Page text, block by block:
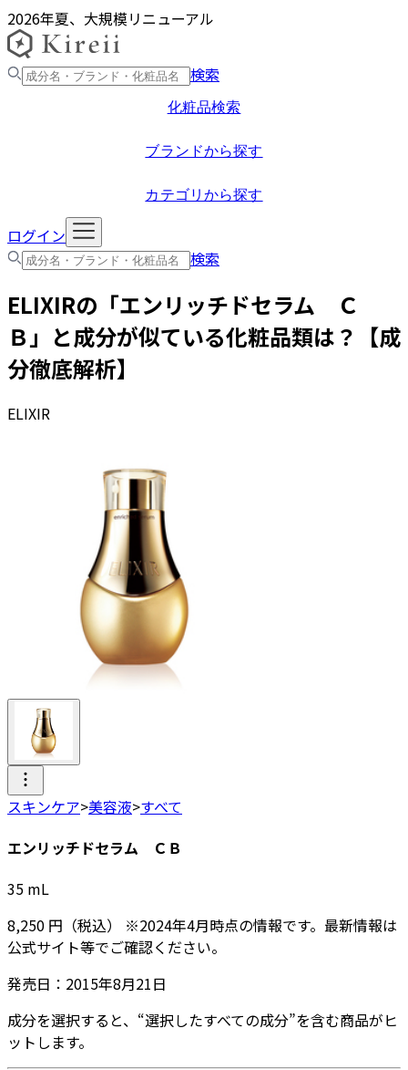
2026年夏、大規模リニューアル
検索
化粧品検索
ブランドから探す
カテゴリから探す
ログイン
検索
ELIXIRの「エンリッチドセラム Ｃ
Ｂ 」と成分が似ている化粧品類は？【成
分徹底解析】
ELIXIR
スキンケア>美容液>すべて
エンリッチドセラム ＣＢ
35 mL
8,250 円 （税込） ※2024年4月時点の情報です。最新情報は
公式サイト等でご確認ください。
発売日： 2015年8月21日
成分を選択すると、“選択したすべての成分”を含む商品がヒ
ットします。